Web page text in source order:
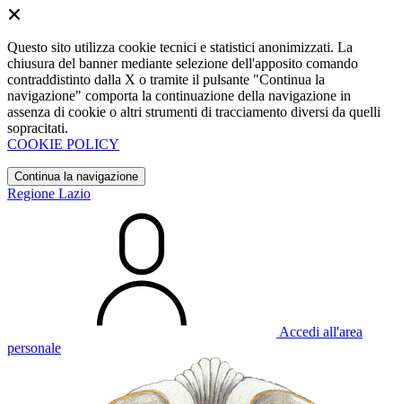
Questo sito utilizza cookie tecnici e statistici anonimizzati. La
chiusura del banner mediante selezione dell'apposito comando
contraddistinto dalla X o tramite il pulsante "Continua la
navigazione" comporta la continuazione della navigazione in
assenza di cookie o altri strumenti di tracciamento diversi da quelli
sopracitati.
COOKIE POLICY
Continua la navigazione
Regione Lazio
Accedi all'area
personale